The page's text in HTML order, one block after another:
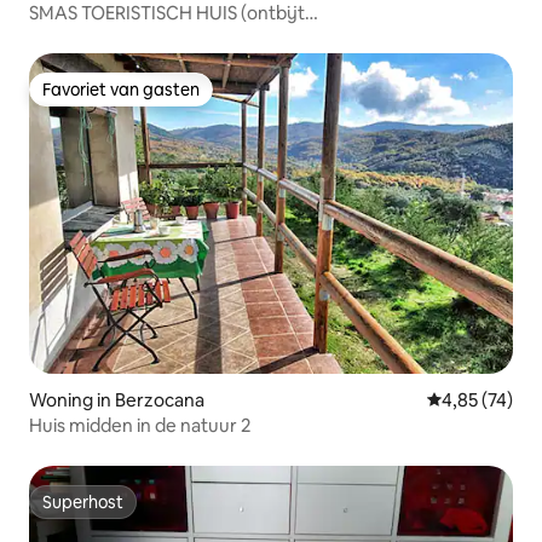
SMAS TOERISTISCH HUIS (ontbijt
Favoriet van gasten
Favoriet van gasten
Woning in Berzocana Gemiddelde
4,85 (74)
Huis midden in de natuur 2
Superhost
Superhost